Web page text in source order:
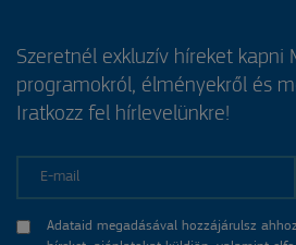
Szeretnél exkluzív híreket kapni
programokról, élményekről és
Iratkozz fel hírlevelünkre!
Adataid megadásával hozzájárulsz